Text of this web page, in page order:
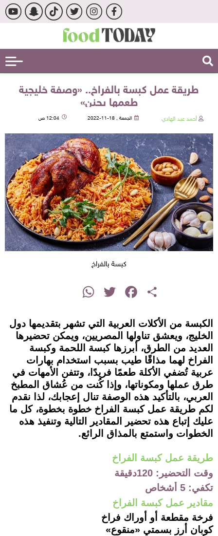
طريقة عمل كبسة بالفراخ.. «وصفة خليجية
طعمها يجنن»
أحمد عبد الهادي الجمعة , 18-11-2022 12:04 ص
كبسة بالفراخ
Share
Facebook
Twitter
WhatsApp
الكبسة من الأكلات العربية التي تشهر بتقديمها دول
الخليج، ويعشق تناولها المصريين، ويمكن تحضيرها
العديد من الطرق، أبرزها كبسة اللحمة وكبسة
الفراخ لهما مذاقًا طيب بسبب استخدام بهارات
عربية تُضفي الأكلة طعمًا فريدًا، وتتفن الأمهات في
طرق عملها ومكوناتها، وإذا كُنت من عُشاق المطبخ
العربي، بالتأكيد هذه الوصفة تنال إعجابك، لذا نقدم
لكم طريقة عمل كبسة الفراخ خطوة بخطوة، كل ما
عليك إتباع هذه تحضير المقادير التالية وتنفيذ هذه
الخطوات واستمتع بالمذاق الرائع.
طريقة عمل كبسة الفراخ
وقت التحضير: 120دقيقة
تكفي: 5 أشخاص
مقادير عمل كبسة الفراخ
فرخة مقطعة أو أوراك فراخ
كوبان أرز بسمتي «منقوع»